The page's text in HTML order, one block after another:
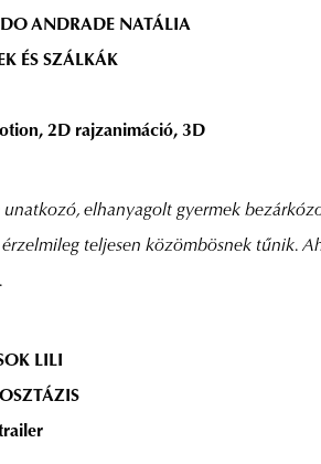
ANDRADE NATÁLIA
ÉS SZÁLKÁK
2D rajzanimáció, 3D
unatkozó, elhanyagolt gyermek
teljesen közömbösnek tűnik.
LILI